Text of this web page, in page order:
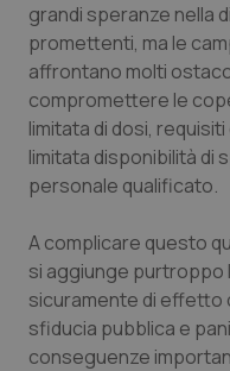
Puglia
Sardegna
Sicilia
Toscana
Umbria
Valle D’Aosta
Malattie rare
Malattia di
Neuroscienze &
Obesità
Oftalmologia
grandi speranze nella
promettenti, ma le
affrontano molti
compromettere le
limitata di dosi,
limitata disponibilità di
personale qualificato.
A complicare questo
si aggiunge purtroppo
sicuramente di effetto
sfiducia pubblica e
conseguenze